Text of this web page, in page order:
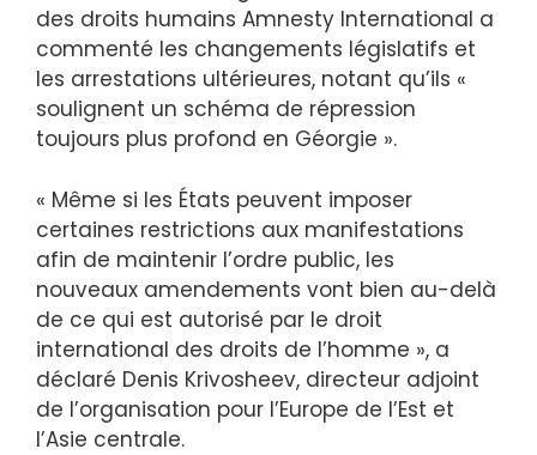
des droits humains Amnesty International a
commenté les changements législatifs et
les arrestations ultérieures, notant qu’ils «
soulignent un schéma de répression
toujours plus profond en Géorgie ».
« Même si les États peuvent imposer
certaines restrictions aux manifestations
afin de maintenir l’ordre public, les
nouveaux amendements vont bien au-delà
de ce qui est autorisé par le droit
international des droits de l’homme », a
déclaré Denis Krivosheev, directeur adjoint
de l’organisation pour l’Europe de l’Est et
l’Asie centrale.